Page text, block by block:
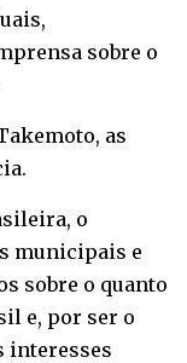
sobre o
as
o
municipais e
sobre o quanto
e, por ser o
interesses